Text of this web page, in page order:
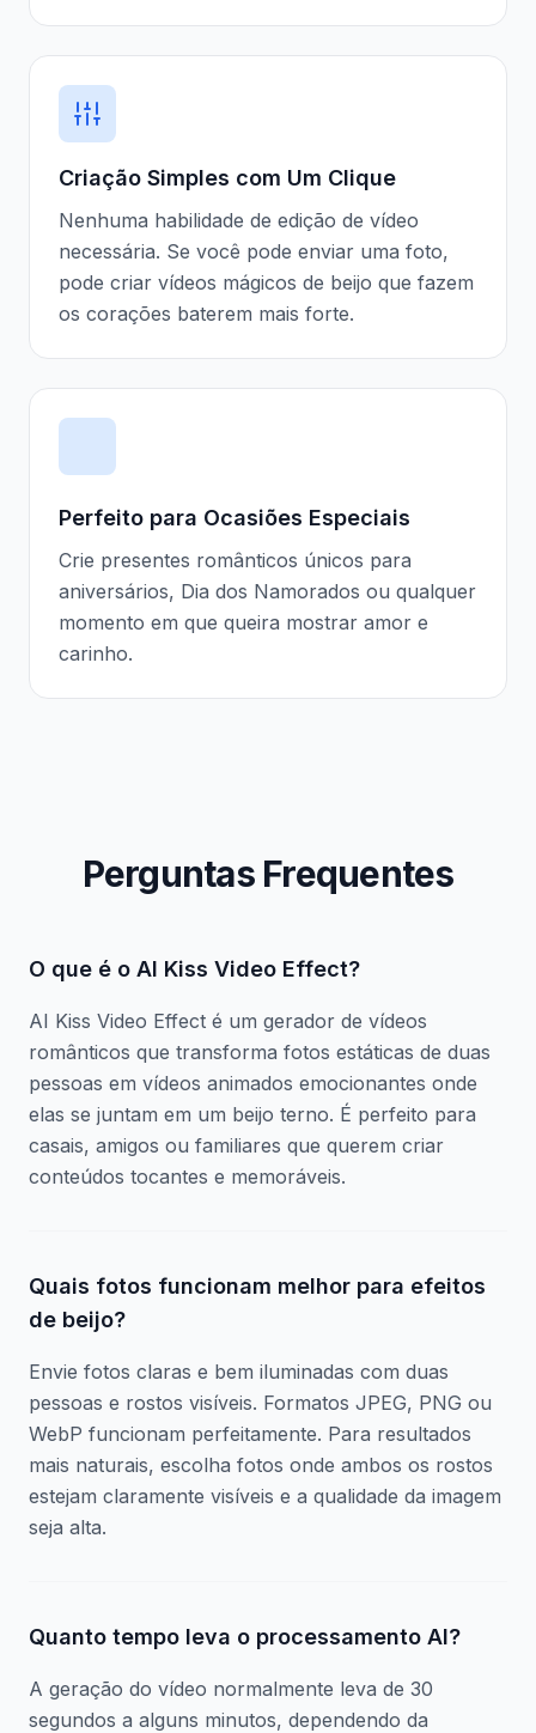
Criação Simples com Um Clique
Nenhuma habilidade de edição de vídeo
necessária. Se você pode enviar uma foto,
pode criar vídeos mágicos de beijo que fazem
os corações baterem mais forte.
Perfeito para Ocasiões Especiais
Crie presentes românticos únicos para
aniversários, Dia dos Namorados ou qualquer
momento em que queira mostrar amor e
carinho.
Perguntas Frequentes
O que é o AI Kiss Video Effect?
AI Kiss Video Effect é um gerador de vídeos
românticos que transforma fotos estáticas de duas
pessoas em vídeos animados emocionantes onde
elas se juntam em um beijo terno. É perfeito para
casais, amigos ou familiares que querem criar
conteúdos tocantes e memoráveis.
Quais fotos funcionam melhor para efeitos
de beijo?
Envie fotos claras e bem iluminadas com duas
pessoas e rostos visíveis. Formatos JPEG, PNG ou
WebP funcionam perfeitamente. Para resultados
mais naturais, escolha fotos onde ambos os rostos
estejam claramente visíveis e a qualidade da imagem
seja alta.
Quanto tempo leva o processamento AI?
A geração do vídeo normalmente leva de 30
segundos a alguns minutos, dependendo da